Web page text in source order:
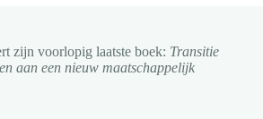
zijn voorlopig laatste boek: Transitie
aan een nieuw maatschappelijk